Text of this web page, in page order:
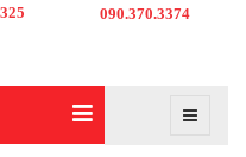
090.370.3374